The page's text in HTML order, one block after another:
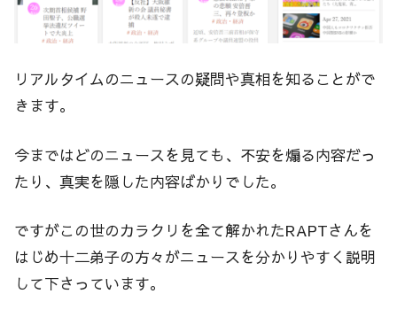
リアルタイムのニュースの疑問や真相を知ることがで
きます。
今まではどのニュースを見ても、不安を煽る内容だっ
たり、真実を隠した内容ばかりでした。
ですがこの世のカラクリを全て解かれたRAPTさんを
はじめ十二弟子の方々がニュースを分かりやすく説明
して下さっています。